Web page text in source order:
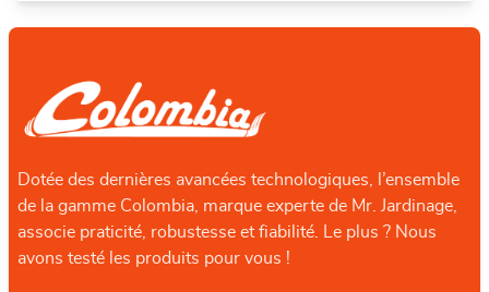
Dotée des dernières avancées technologiques, l’ensemble
de la gamme Colombia, marque experte de Mr. Jardinage,
associe praticité, robustesse et fiabilité. Le plus ? Nous
avons testé les produits pour vous !